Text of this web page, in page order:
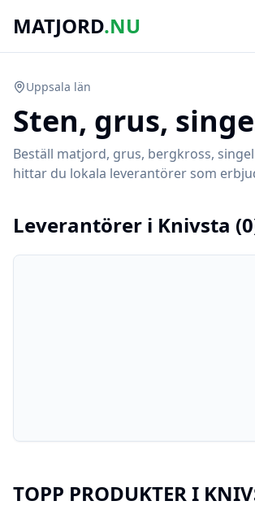
MATJORD.NU
Uppsala län
Sten, grus,
Beställ matjord, grus, bergkross,
hittar du lokala leverantörer som
Leverantörer i Knivsta (0
TOPP PRODUKTER I